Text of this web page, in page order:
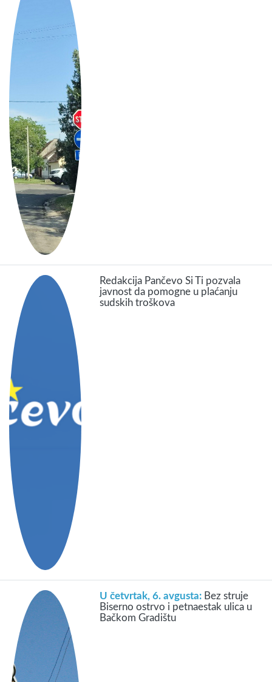
Redakcija Pančevo Si Ti pozvala
javnost da pomogne u plaćanju
sudskih troškova
U četvrtak, 6. avgusta: Bez struje
Biserno ostrvo i petnaestak ulica u
Bačkom Gradištu